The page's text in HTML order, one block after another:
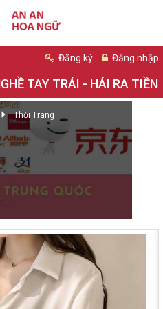
Đăng ký Đăng nhập
TAY TRÁI - HÁI RA TIỀN
Thời Trang